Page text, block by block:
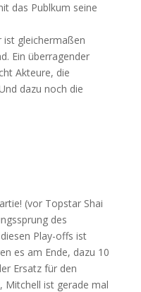
das Publkum seine
ist gleichermaßen
Ein überragender
Akteure, die
dazu noch die
(vor Topstar Shai
des
Play-offs ist
es am Ende, dazu 10
Ersatz für den
Mitchell ist gerade mal